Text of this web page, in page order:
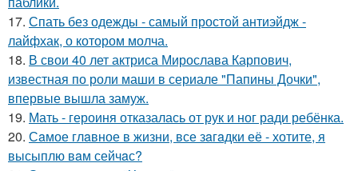
17. Спать без одежды - самый простой антиэйдж -
лайфхак, о котором молча.
18. В свои 40 лет актриса Мирослава Карпович,
известная по роли маши в сериале "Папины Дочки",
впервые вышла замуж.
19. Мать - героиня отказалась от рук и ног ради ребёнка.
20. Сaмое глaвное в жизни, все зaгaдки её - хотите, я
высыплю вaм сейчaс?